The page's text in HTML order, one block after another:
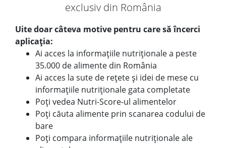
exclusiv din România
Uite doar câteva motive pentru care să încerci
aplicația:
Ai acces la informațiile nutriționale a peste
35.000 de alimente din România
Ai acces la sute de rețete și idei de mese cu
informațiile nutriționale gata completate
Poți vedea Nutri-Score-ul alimentelor
Poți căuta alimente prin scanarea codului de
bare
Poți compara informațiile nutriționale ale